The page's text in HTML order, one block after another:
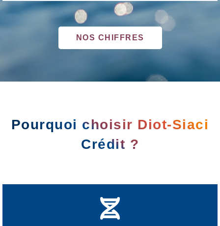
NOS CHIFFRES
Pourquoi choisir Diot-Siaci
Crédit ?